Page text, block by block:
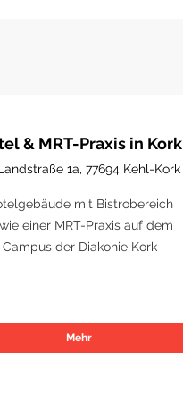
& MRT-Praxis in Kork
1a, 77694 Kehl-Kork
mit Bistrobereich
einer MRT-Praxis auf dem
Campus der Diakonie Kork
Mehr